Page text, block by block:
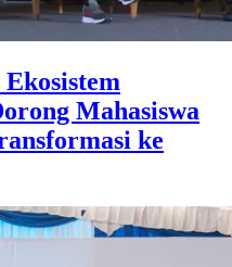
Mahasiswa
ke